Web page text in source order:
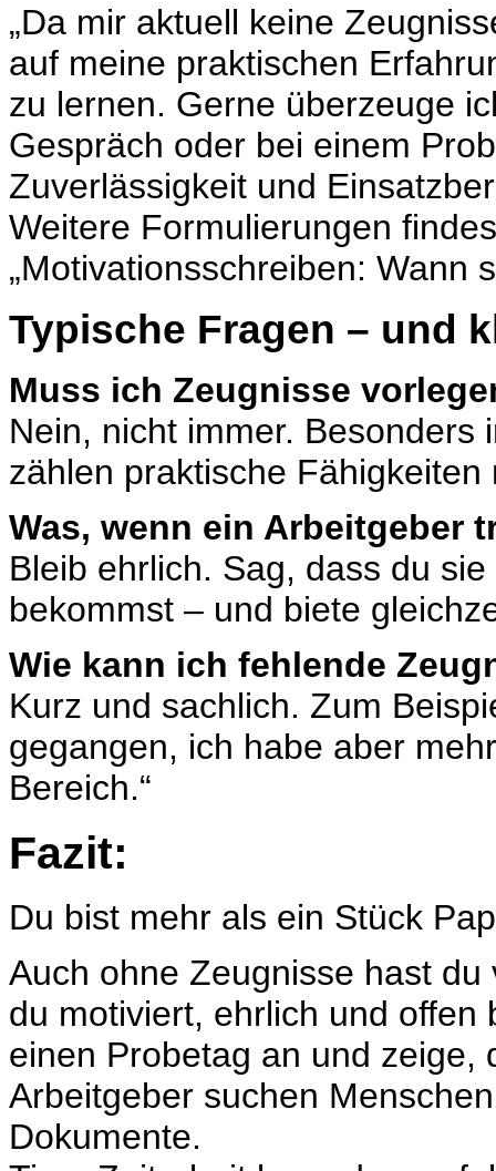
„Da mir aktuell keine
auf meine praktischen
zu lernen. Gerne überzeuge
Gespräch oder bei einem
Zuverlässigkeit und
Weitere Formulierungen
„Motivationsschreiben: Wann
Typische Fragen – und
Muss ich Zeugnisse
Nein, nicht immer.
zählen praktische Fähigkeiten
Was, wenn ein Arbeitgeber
Bleib ehrlich. Sag, dass du
bekommst – und biete
Wie kann ich fehlende
Kurz und sachlich. Zum
gegangen, ich habe aber
Bereich.“
Fazit:
Du bist mehr als ein Stück
Auch ohne Zeugnisse hast
du motiviert, ehrlich und
einen Probetag an und zeige,
Arbeitgeber suchen
Dokumente.